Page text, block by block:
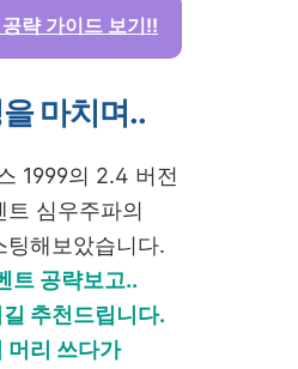
략 가이드 보기!!
마치며..
1999의 2.4 버전
트 심우주파의
팅해보았습니다.
트 공략보고..
추천드립니다.
머리 쓰다가